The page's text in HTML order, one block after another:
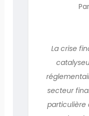
Par
La crise
secteur
particulière